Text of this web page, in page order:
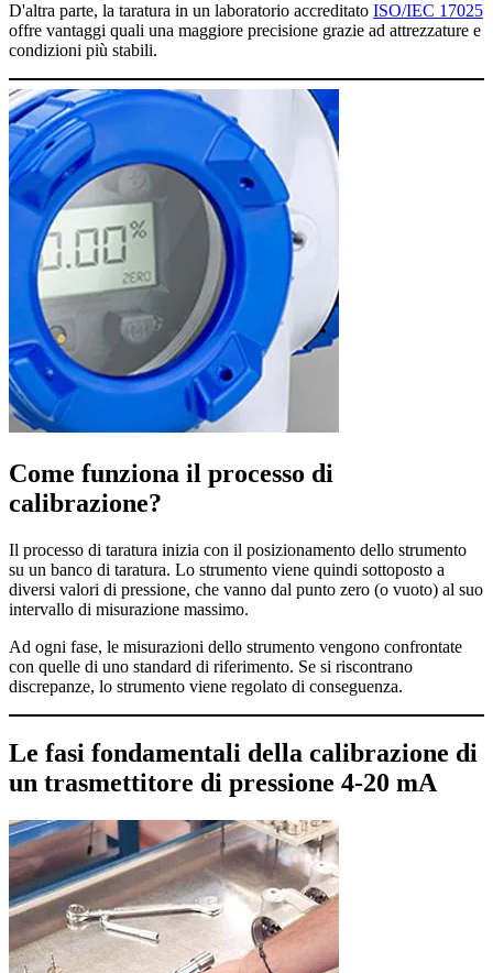
D'altra parte, la taratura in un laboratorio accreditato ISO/IEC 17025
offre vantaggi quali una maggiore precisione grazie ad attrezzature e
condizioni più stabili.
Come funziona il processo di
calibrazione?
Il processo di taratura inizia con il posizionamento dello strumento
su un banco di taratura. Lo strumento viene quindi sottoposto a
diversi valori di pressione, che vanno dal punto zero (o vuoto) al suo
intervallo di misurazione massimo.
Ad ogni fase, le misurazioni dello strumento vengono confrontate
con quelle di uno standard di riferimento. Se si riscontrano
discrepanze, lo strumento viene regolato di conseguenza.
Le fasi fondamentali della calibrazione di
un trasmettitore di pressione 4-20 mA